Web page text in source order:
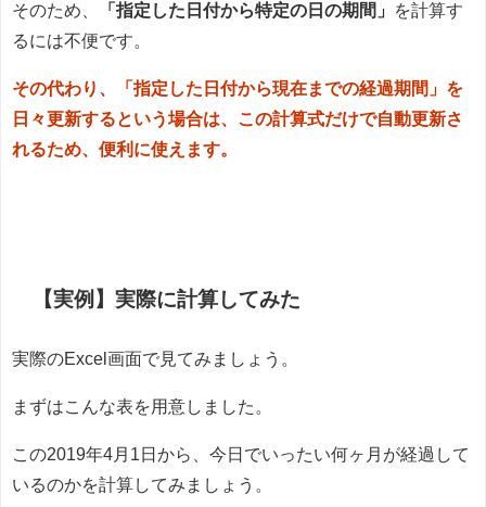
そのため、 「指定した日付から特定の日の期間」
を計算す
るには不便です。
その代わり、「指定した日付から現在までの経過期間」を
日々更新するという場合は、この計算式だけで自動更新さ
れるため、便利に使えます。
【実例】実際に計算してみた
実際のExcel画面で見てみましょう。
まずはこんな表を用意しました。
この2019年4月1日から、今日でいったい何ヶ月が経過して
いるのかを計算してみましょう。